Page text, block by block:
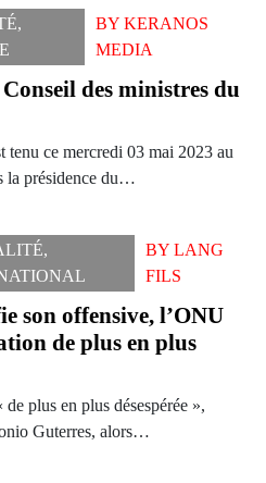
,
BY KERANOS
MEDIA
des ministres du
tenu ce mercredi 03 mai 2023 au
la présidence du…
,
BYLANG
FILS
son offensive, l’ONU
de plus en plus
plus en plus désespérée »,
Guterres, alors…